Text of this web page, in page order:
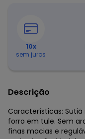
10x
sem juros
Descrição
Características:
forro em tule. Sem
finas macias e